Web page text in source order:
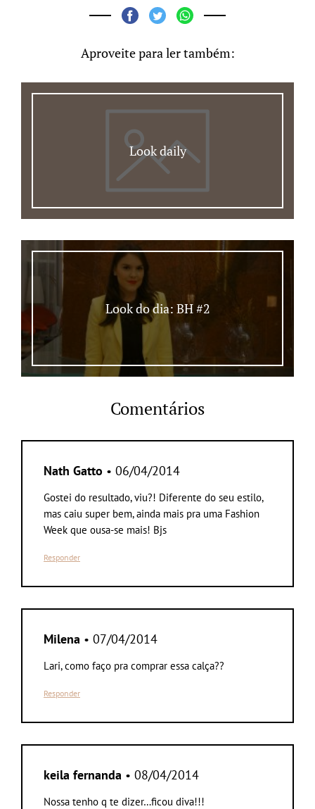
Aproveite para ler também:
Look daily
Look do dia: BH #2
Comentários
Nath Gatto • 06/04/2014
Gostei do resultado, viu?! Diferente do seu estilo,
mas caiu super bem, ainda mais pra uma Fashion
Week que ousa-se mais! Bjs
Responder
Milena • 07/04/2014
Lari, como faço pra comprar essa calça??
Responder
keila fernanda • 08/04/2014
Nossa tenho q te dizer…ficou diva!!!